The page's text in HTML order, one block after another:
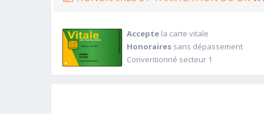
Acceptela carte vitale
Honorairessans dépassement
Conventionné secteur 1